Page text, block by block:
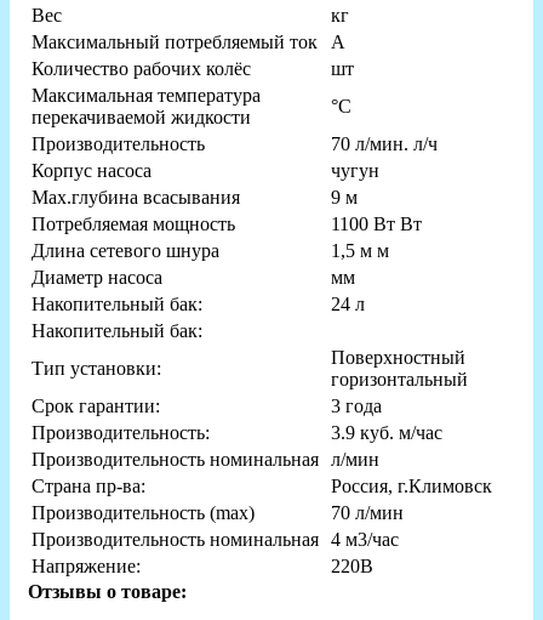
Вес
кг
Максимальный потребляемый ток
А
Количество рабочих колёс
шт
Максимальная температура
перекачиваемой жидкости
°С
Производительность
70 л/мин. л/ч
Корпус насоса
чугун
Мах.глубина всасывания
9 м
Потребляемая мощность
1100 Вт Вт
Длина сетевого шнура
1,5 м м
Диаметр насоса
мм
Накопительный бак:
24 л
Накопительный бак:
Тип установки:
Поверхностный
горизонтальный
Срок гарантии:
3 года
Производительность:
3.9 куб. м/час
Производительность номинальная л/мин
Страна пр-ва:
Россия, г.Климовск
Производительность (max)
70 л/мин
Производительность номинальная 4 м3/час
Напряжение:
220В
Отзывы о товаре: